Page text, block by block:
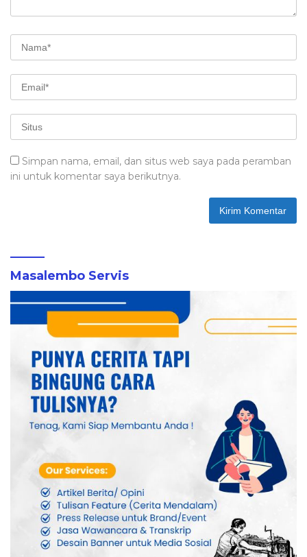
Simpan nama, email, dan situs web saya pada peramban
ini untuk komentar saya berikutnya.
Masalembo Servis